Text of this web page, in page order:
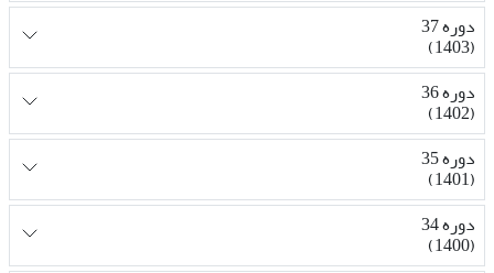
دوره 37
(1403)
دوره 36
(1402)
دوره 35
(1401)
دوره 34
(1400)